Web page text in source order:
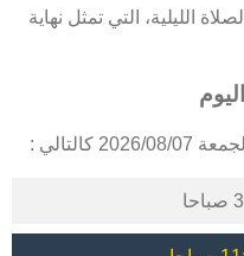
الليلية، التي تمثل نهاية
: